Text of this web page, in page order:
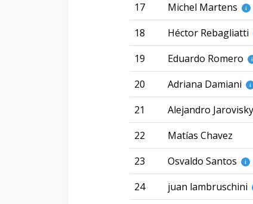
17
Michel Martens i
18
Héctor Rebagliatti
19
Eduardo Romero i
20
Adriana Damiani i
21
Alejandro Jarovisky
22
Matías Chavez
23
Osvaldo Santos i
24
juan lambruschini